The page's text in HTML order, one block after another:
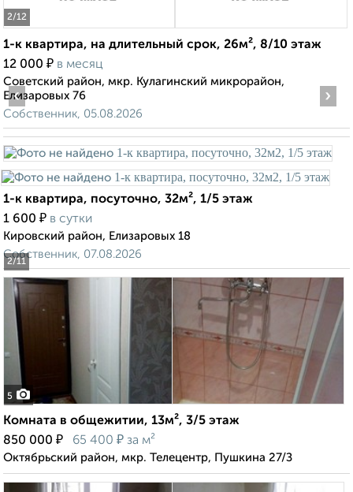
2/12
1-к квартира, на длительный срок, 26м², 8/10 этаж
12 000 ₽ в месяц
Советский район, мкр. Кулагинский микрорайон,
Елизаровых 76
Собственник, 05.08.2026
2/11
‹ ›
1-к квартира, посуточно, 32м², 1/5 этаж
1 600 ₽ в сутки
Кировский район, Елизаровых 18
Собственник, 07.08.2026
5
Комната в общежитии, 13м², 3/5 этаж
850 000 ₽ 65 400 ₽ за м²
Октябрьский район, мкр. Телецентр, Пушкина 27/З